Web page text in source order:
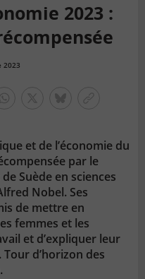
2023 :
2023
et de l’économie du
par le
Suède en sciences
Nobel. Ses
de mettre en
femmes et les
et d’expliquer leur
d’horizon des